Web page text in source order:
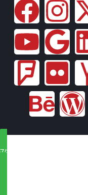
7/24 Teknik Destek